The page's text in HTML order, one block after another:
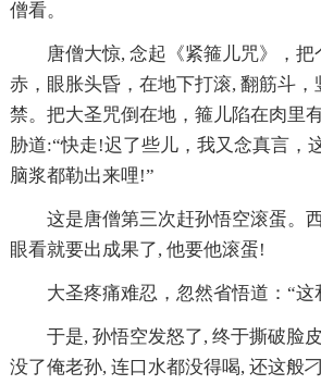
僧看。
唐僧大惊, 念起《紧箍儿咒》，
赤，眼胀头昏，在地下打滚, 翻筋斗
禁。把大圣咒倒在地，箍儿陷在肉里
胁道:“快走!迟了些儿，我又念真言，
脑浆都勒出来哩!”
这是唐僧第三次赶孙悟空滚蛋。
眼看就要出成果了, 他要他滚蛋!
大圣疼痛难忍，忽然省悟道：“这
于是, 孙悟空发怒了, 终于撕破脸
没了俺老孙, 连口水都没得喝, 还这般